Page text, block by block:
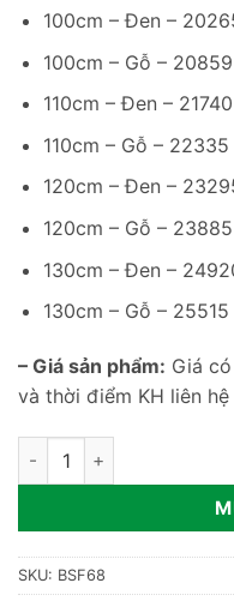
100cm – Đen –
100cm – Gỗ – 20859
110cm – Đen – 21740
110cm – Gỗ – 22335
120cm – Đen –
120cm – Gỗ – 23885
130cm – Đen –
130cm – Gỗ – 25515
– Giá sản phẩm: Giá
và thời điểm KH liên hệ
Bàn sofa gỗ dáng tròn
SKU: BSF68